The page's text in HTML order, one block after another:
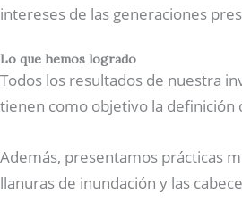
intereses de las generaciones
Lo que hemos logrado
Todos los resultados de nuestra
tienen como objetivo la definición
Además, presentamos prácticas
llanuras de inundación y las